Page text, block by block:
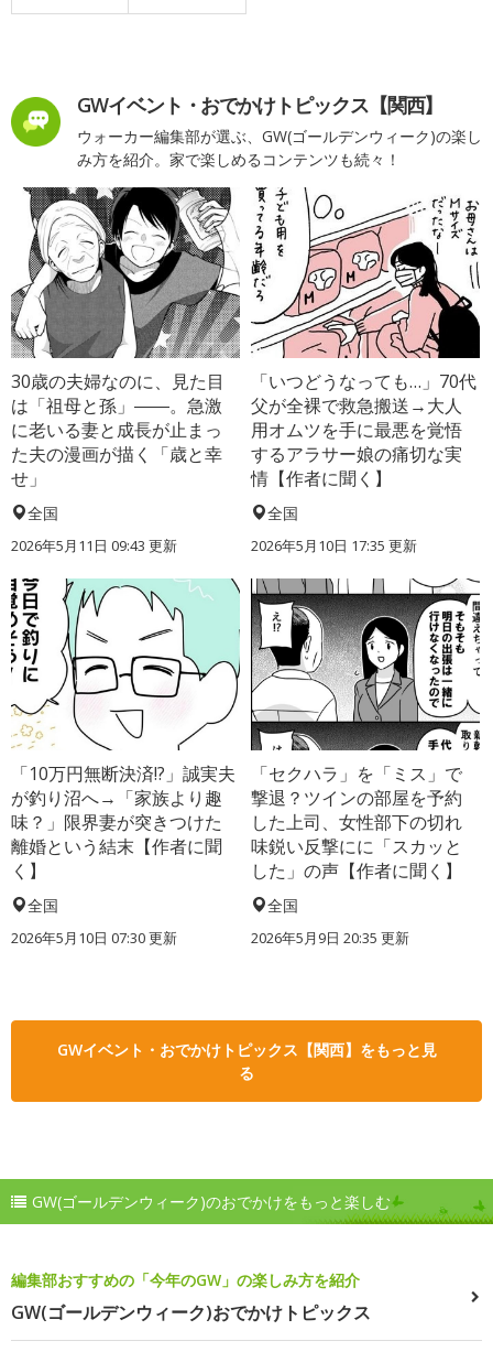
GWイベント・おでかけトピックス【関西】
ウォーカー編集部が選ぶ、GW(ゴールデンウィーク)の楽し
み方を紹介。家で楽しめるコンテンツも続々！
30歳の夫婦なのに、見た目
は「祖母と孫」――。急激
に老いる妻と成長が止まっ
た夫の漫画が描く「歳と幸
せ」
全国
2026年5月11日 09:43 更新
「いつどうなっても…」70代
父が全裸で救急搬送→大人
用オムツを手に最悪を覚悟
するアラサー娘の痛切な実
情【作者に聞く】
全国
2026年5月10日 17:35 更新
「10万円無断決済!?」誠実夫
が釣り沼へ→「家族より趣
味？」限界妻が突きつけた
離婚という結末【作者に聞
く】
全国
2026年5月10日 07:30 更新
「セクハラ」を「ミス」で
撃退？ツインの部屋を予約
した上司、女性部下の切れ
味鋭い反撃にに「スカッと
した」の声【作者に聞く】
全国
2026年5月9日 20:35 更新
GWイベント・おでかけトピックス【関西】をもっと見
る
GW(ゴールデンウィーク)のおでかけをもっと楽しむ
編集部おすすめの「今年のGW」の楽しみ方を紹介
GW(ゴールデンウィーク)おでかけトピックス